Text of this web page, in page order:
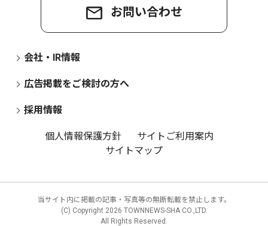
お問い合わせ
会社・IR情報
広告掲載をご検討の方へ
採用情報
個人情報保護方針
サイトご利用案内
サイトマップ
当サイト内に掲載の記事・写真等の無断転載を禁止します。
(C) Copyright 2026 TOWNNEWS-SHA CO.,LTD.
All Rights Reserved.